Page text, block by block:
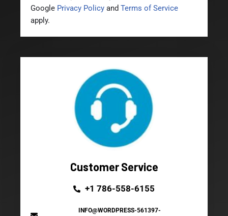
Google Privacy Policy and Terms of Service
apply.
Customer Service
+1 786-558-6155
INFO@WORDPRESS-561397-